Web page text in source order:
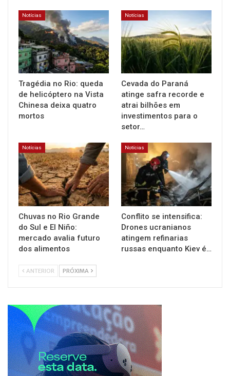
Notícias
Tragédia no Rio: queda
de helicóptero na Vista
Chinesa deixa quatro
mortos
Notícias
Cevada do Paraná
atinge safra recorde e
atrai bilhões em
investimentos para o
setor…
Notícias
Chuvas no Rio Grande
do Sul e El Niño:
mercado avalia futuro
dos alimentos
Notícias
Conflito se intensifica:
Drones ucranianos
atingem refinarias
russas enquanto Kiev é…
ANTERIOR PRÓXIMA